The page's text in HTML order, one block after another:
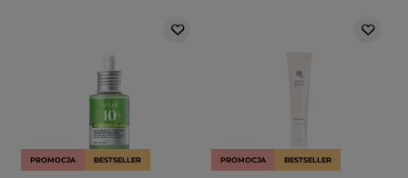
PROMOCJA BESTSELLER PROMOCJA BESTSELLER